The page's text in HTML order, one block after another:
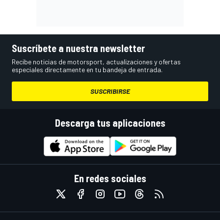
Suscríbete a nuestra newsletter
Recibe noticias de motorsport, actualizaciones y ofertas
especiales directamente en tu bandeja de entrada.
SUSCRIBIRSE
Descarga tus aplicaciones
En redes sociales